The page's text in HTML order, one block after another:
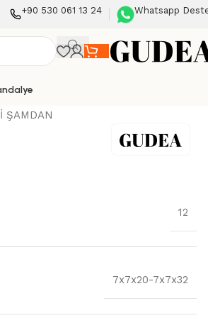
+90 530 061 13 24 Whatsapp
ŞAMDAN
12
7x7x20-7x7x32